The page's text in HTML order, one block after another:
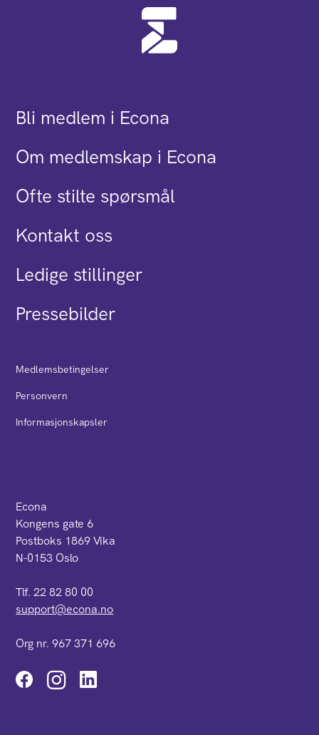
Bli medlem i Econa
Om medlemskap i Econa
Ofte stilte spørsmål
Kontakt oss
Ledige stillinger
Pressebilder
Medlemsbetingelser
Personvern
Informasjonskapsler
Econa
Kongens gate 6
Postboks 1869 Vika
N-0153 Oslo
Tlf. 22 82 80 00
support@econa.no
Org nr. 967 371 696
Instagram